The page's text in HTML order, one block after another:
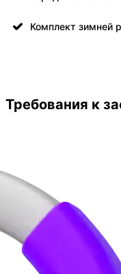
Комплект зимней
Требования к